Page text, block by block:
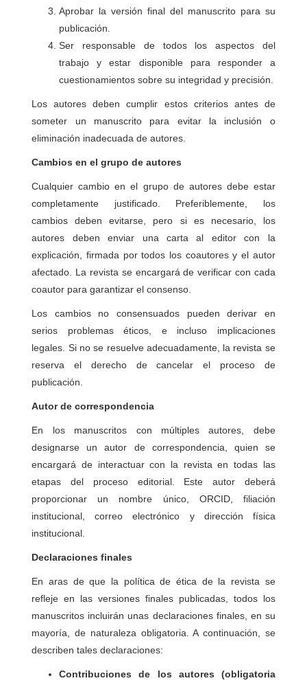
Aprobar la versión final del manuscrito para su
publicación.
Ser responsable de todos los aspectos del
trabajo y estar disponible para responder a
cuestionamientos sobre su integridad y precisión.
Los autores deben cumplir estos criterios antes de
someter un manuscrito para evitar la inclusión o
eliminación inadecuada de autores.
Cambios en el grupo de autores
Cualquier cambio en el grupo de autores debe estar
completamente justificado. Preferiblemente, los
cambios deben evitarse, pero si es necesario, los
autores deben enviar una carta al editor con la
explicación, firmada por todos los coautores y el autor
afectado. La revista se encargará de verificar con cada
coautor para garantizar el consenso.
Los cambios no consensuados pueden derivar en
serios problemas éticos, e incluso implicaciones
legales. Si no se resuelve adecuadamente, la revista se
reserva el derecho de cancelar el proceso de
publicación.
Autor de correspondencia
En los manuscritos con múltiples autores, debe
designarse un autor de correspondencia, quien se
encargará de interactuar con la revista en todas las
etapas del proceso editorial. Este autor deberá
proporcionar un nombre único, ORCID, filiación
institucional, correo electrónico y dirección física
institucional.
Declaraciones finales
En aras de que la política de ética de la revista se
refleje en las versiones finales publicadas, todos los
manuscritos incluirán unas declaraciones finales, en su
mayoría, de naturaleza obligatoria. A continuación, se
describen tales declaraciones:
Contribuciones de los autores (obligatoria